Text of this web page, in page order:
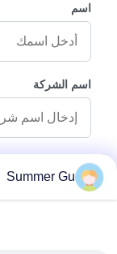
اسم
اسم الشركة
رسالة استفسار
Summer Gu